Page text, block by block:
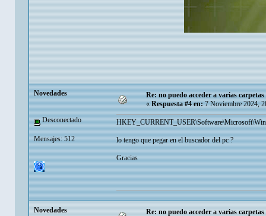
Novedades
Desconectado
Mensajes: 512
Re: no puedo acceder a varias carpetas
«Respuesta #4 en:7 Noviembre 2024,
lo tengo que pegar en el buscador del pc ?
Gracias
Novedades Re: no puedo acceder a varias carpetas